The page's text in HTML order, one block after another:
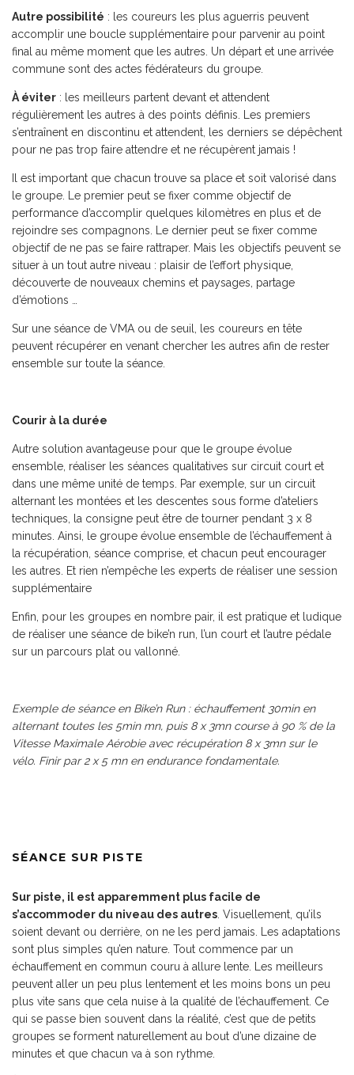
Autre possibilité : les coureurs les plus aguerris peuvent
accomplir une boucle supplémentaire pour parvenir au point
final au même moment que les autres. Un départ et une arrivée
commune sont des actes fédérateurs du groupe.
À éviter : les meilleurs partent devant et attendent
régulièrement les autres à des points définis. Les premiers
s’entraînent en discontinu et attendent, les derniers se dépêchent
pour ne pas trop faire attendre et ne récupèrent jamais !
Il est important que chacun trouve sa place et soit valorisé dans
le groupe. Le premier peut se fixer comme objectif de
performance d’accomplir quelques kilomètres en plus et de
rejoindre ses compagnons. Le dernier peut se fixer comme
objectif de ne pas se faire rattraper. Mais les objectifs peuvent se
situer à un tout autre niveau : plaisir de l’effort physique,
découverte de nouveaux chemins et paysages, partage
d’émotions …
Sur une séance de VMA ou de seuil, les coureurs en tête
peuvent récupérer en venant chercher les autres afin de rester
ensemble sur toute la séance.
Courir à la durée
Autre solution avantageuse pour que le groupe évolue
ensemble, réaliser les séances qualitatives sur circuit court et
dans une même unité de temps. Par exemple, sur un circuit
alternant les montées et les descentes sous forme d’ateliers
techniques, la consigne peut être de tourner pendant 3 x 8
minutes. Ainsi, le groupe évolue ensemble de l’échauffement à
la récupération, séance comprise, et chacun peut encourager
les autres. Et rien n’empêche les experts de réaliser une session
supplémentaire
Enfin, pour les groupes en nombre pair, il est pratique et ludique
de réaliser une séance de bike’n run, l’un court et l’autre pédale
sur un parcours plat ou vallonné.
Exemple de séance en Bike’n Run: échauffement 30min en
alternant toutes les 5min mn, puis 8 x 3mn course à 90 % de la
Vitesse Maximale Aérobie avec récupération 8 x 3mn sur le
vélo. Finir par 2 x 5 mn en endurance fondamentale.
SÉANCE SUR PISTE
Sur piste, il est apparemment plus facile de
s’accommoder du niveau des autres . Visuellement, qu’ils
soient devant ou derrière, on ne les perd jamais. Les adaptations
sont plus simples qu’en nature. Tout commence par un
échauffement en commun couru à allure lente. Les meilleurs
peuvent aller un peu plus lentement et les moins bons un peu
plus vite sans que cela nuise à la qualité de l’échauffement. Ce
qui se passe bien souvent dans la réalité, c’est que de petits
groupes se forment naturellement au bout d’une dizaine de
minutes et que chacun va à son rythme.